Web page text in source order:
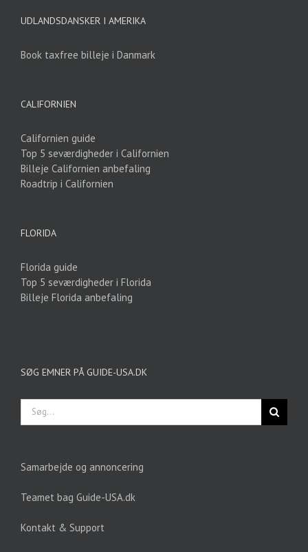
UDLANDSDANSKER I AMERIKA
Book taxfree billeje i Danmark
CALIFORNIEN
Californien guide
Top 5 seværdigheder i Californien
Billeje Californien anbefaling
Roadtrip i Californien
FLORIDA
Florida guide
Top 5 seværdigheder i Florida
Billeje Florida anbefaling
SØG EMNER PÅ GUIDE-USA.DK
Søg
efter:
Samarbejde og annoncering
Teamet bag Guide-USA.dk
Kontakt & Support